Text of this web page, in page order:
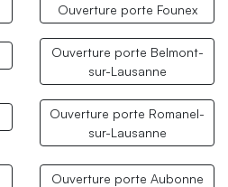
Ouverture porte Founex
Ouverture porte Belmont-
sur-Lausanne
Ouverture porte Romanel-
sur-Lausanne
Ouverture porte Aubonne